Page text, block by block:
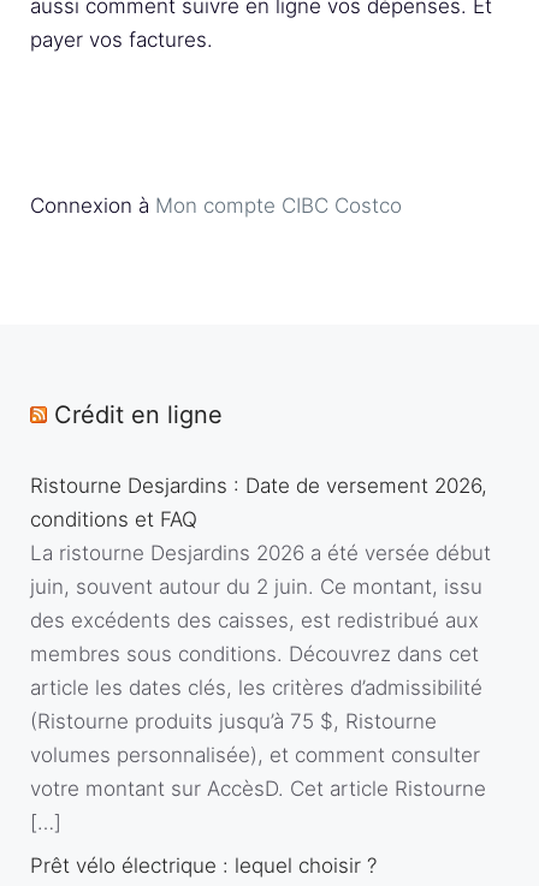
aussi comment suivre en ligne vos dépenses. Et
payer vos factures.
Connexion à Mon compte CIBC Costco
Crédit en ligne
Ristourne Desjardins : Date de versement 2026,
conditions et FAQ
La ristourne Desjardins 2026 a été versée début
juin, souvent autour du 2 juin. Ce montant, issu
des excédents des caisses, est redistribué aux
membres sous conditions. Découvrez dans cet
article les dates clés, les critères d’admissibilité
(Ristourne produits jusqu’à 75 $, Ristourne
volumes personnalisée), et comment consulter
votre montant sur AccèsD. Cet article Ristourne
[…]
Prêt vélo électrique : lequel choisir ?